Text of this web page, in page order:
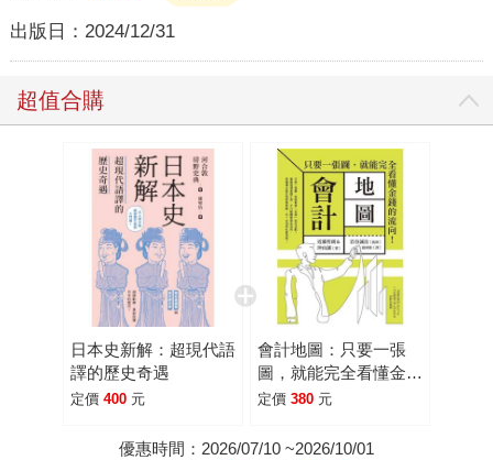
出版日： 2024/12/31
超值合購
日本史新解：超現代語
譯的歷史奇遇
定價 400 元
會計地圖：只要一張
圖，就能完全看懂金錢
的流向！
定價 380 元
優惠時間：2026/07/10 ~2026/10/01